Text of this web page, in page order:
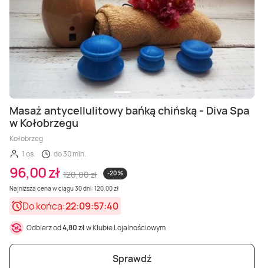
Masaż antycellulitowy bańką chińską - Diva Spa
w Kołobrzegu
Kołobrzeg
1 os.
do 30 min.
96,00 zł 120,00 zł
-20 %
Najniższa cena w ciągu 30 dni: 120,00 zł
Do końca:22:09:57:38
Odbierz od4,80 złw Klubie Lojalnościowym
Sprawdź